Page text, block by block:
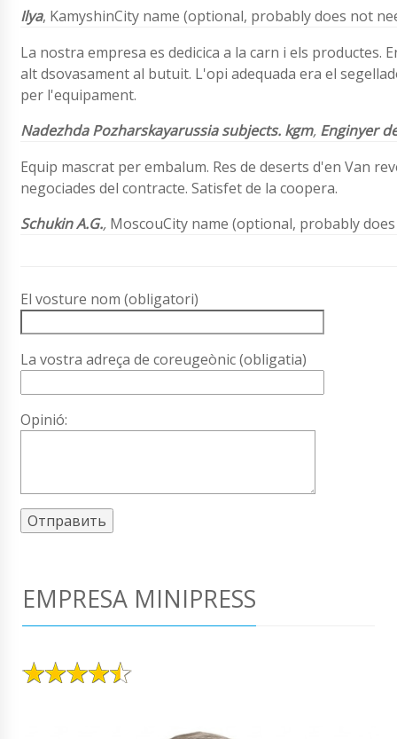
Ilya, KamyshinCity name (optional, probably does not
La nostra empresa es dedicica a la carn i els
alt dsovasament al butuit. L'opi adequada era el
per l'equipament.
Nadezhda Pozharskayarussia subjects. kgm, Enginyer
Equip mascrat per embalum. Res de deserts d'en Van
negociades del contracte. Satisfet de la coopera.
Schukin A.G., MoscouCity name (optional, probably
El vosture nom (obligatori)
La vostra adreça de coreugeònic (obligatia)
Opinió:
EMPRESA MINIPRESS